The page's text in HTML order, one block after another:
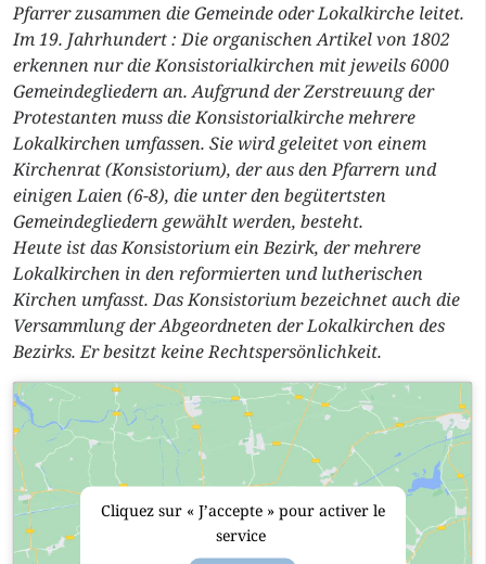
Pfarrer zusammen die Gemeinde oder Lokalkirche leitet.
Im 19. Jahrhundert : Die organischen Artikel von 1802
erkennen nur die Konsistorialkirchen mit jeweils 6000
Gemeindegliedern an. Aufgrund der Zerstreuung der
Protestanten muss die Konsistorialkirche mehrere
Lokalkirchen umfassen. Sie wird geleitet von einem
Kirchenrat (Konsistorium), der aus den Pfarrern und
einigen Laien (6-8), die unter den begütertsten
Gemeindegliedern gewählt werden, besteht.
Heute ist das Konsistorium ein Bezirk, der mehrere
Lokalkirchen in den reformierten und lutherischen
Kirchen umfasst. Das Konsistorium bezeichnet auch die
Versammlung der Abgeordneten der Lokalkirchen des
Bezirks. Er besitzt keine Rechtspersönlichkeit.
Cliquez sur « J’accepte » pour activer le
service